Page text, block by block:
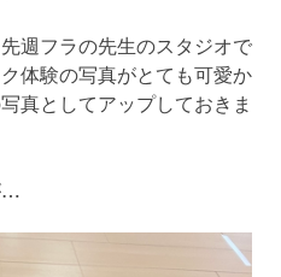
週フラの先生のスタジオで
体験の写真がとても可愛か
真としてアップしておきま